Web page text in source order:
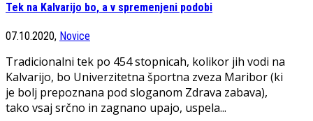
Tek na Kalvarijo bo, a v spremenjeni podobi
07.10.2020, Novice
Tradicionalni tek po 454 stopnicah, kolikor jih vodi na
Kalvarijo, bo Univerzitetna športna zveza Maribor (ki
je bolj prepoznana pod sloganom Zdrava zabava),
tako vsaj srčno in zagnano upajo, uspela...